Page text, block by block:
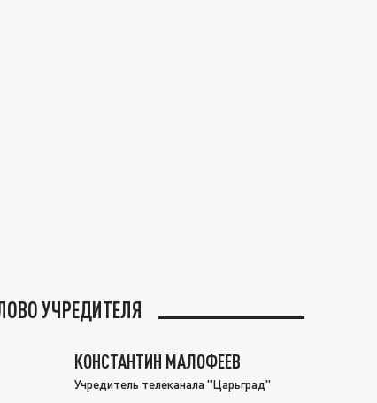
УЧРЕДИТЕЛЯ
КОНСТАНТИН МАЛОФЕЕВ
Учредитель телеканала "Царьград"